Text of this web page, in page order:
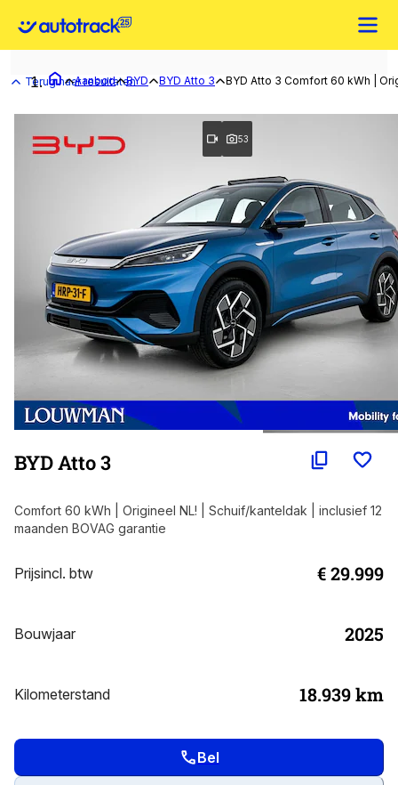
Terug naar resultaten
Aanbod BYD BYD Atto 3 BYD Atto 3 Comfort 60 kWh |
53
BYD Atto 3
Comfort 60 kWh | Origineel NL! | Schuif/kanteldak | inclusief 12
maanden BOVAG garantie
Prijsincl. btw € 29.999
Bouwjaar 2025
Kilometerstand 18.939km
Bel